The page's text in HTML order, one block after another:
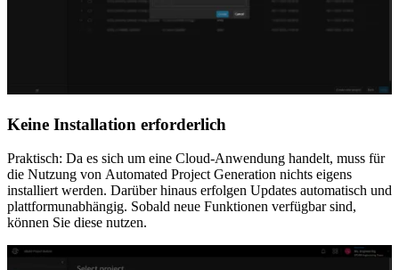
Keine Installation erforderlich
Praktisch: Da es sich um eine Cloud-Anwendung handelt, muss für
die Nutzung von Automated Project Generation nichts eigens
installiert werden. Darüber hinaus erfolgen Updates automatisch und
plattformunabhängig. Sobald neue Funktionen verfügbar sind,
können Sie diese nutzen.